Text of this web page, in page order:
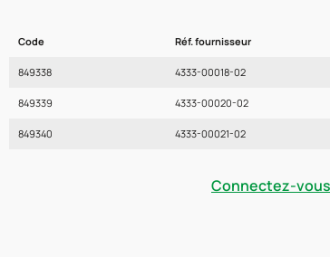
Code Réf. fournisseur
849338 4333-00018-02
849339 4333-00020-02
849340 4333-00021-02
Connectez-vous